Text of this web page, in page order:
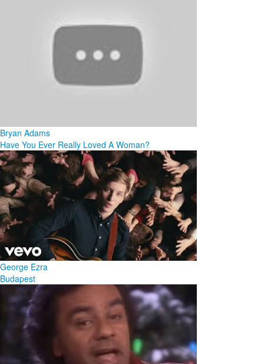
Bryan Adams
Have You Ever Really Loved A Woman?
George Ezra
Budapest